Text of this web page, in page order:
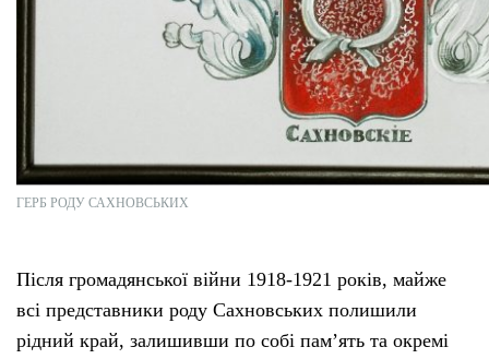
ГЕРБ РОДУ САХНОВСЬКИХ
Після громадянської війни 1918-1921 років, майже
всі представники роду Сахновських полишили
рідний край, залишивши по собі пам’ять та окремі